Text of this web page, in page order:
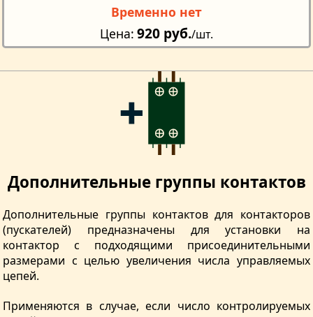
Дополнительные группы контактов
Дополнительные группы контактов для контакторов
(пускателей) предназначены для установки на
контактор с подходящими присоединительными
размерами с целью увеличения числа управляемых
цепей.
Применяются в случае, если число контролируемых
Временно нет
Цена 920 руб./шт.